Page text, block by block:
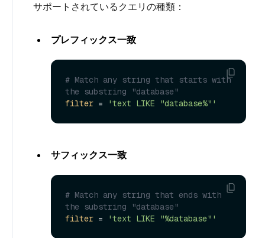
サポートされているクエリの種類：
プレフィックス一致
# Match any string that starts with
the substring "database"
filter = 'text LIKE "database%"'
サフィックス一致
# Match any string that ends with
the substring "database"
filter = 'text LIKE "%database"'